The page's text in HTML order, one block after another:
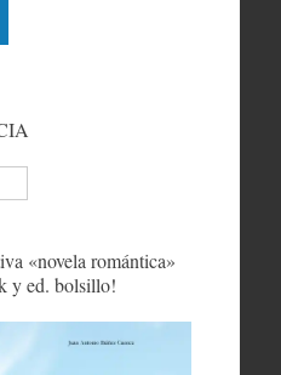
«novela romántica»
y ed. bolsillo!